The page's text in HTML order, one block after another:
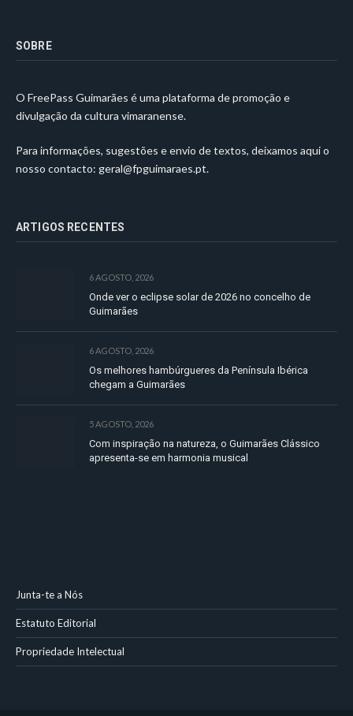
SOBRE
O FreePass Guimarães é uma plataforma de promoção e
divulgação da cultura vimaranense.
Para informações, sugestões e envio de textos, deixamos aqui o
nosso contacto: geral@fpguimaraes.pt.
ARTIGOS RECENTES
6 AGOSTO, 2026
Onde ver o eclipse solar de 2026 no concelho de
Guimarães
6 AGOSTO, 2026
Os melhores hambúrgueres da Península Ibérica
chegam a Guimarães
5 AGOSTO, 2026
Com inspiração na natureza, o Guimarães Clássico
apresenta-se em harmonia musical
Junta-te a Nós
Estatuto Editorial
Propriedade Intelectual